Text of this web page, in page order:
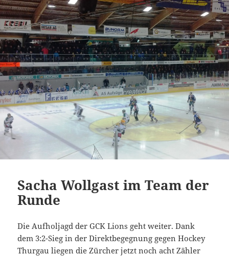
Sacha Wollgast im Team der
Runde
Die Aufholjagd der GCK Lions geht weiter. Dank
dem 3:2-Sieg in der Direktbegegnung gegen Hockey
Thurgau liegen die Zürcher jetzt noch acht Zähler